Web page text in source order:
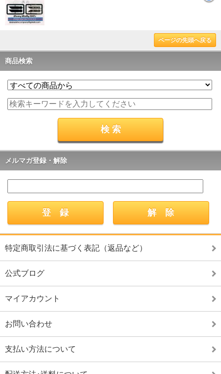
ページの先頭へ戻る
商品検索
メルマガ登録・解除
特定商取引法に基づく表記（返品など）
公式ブログ
マイアカウント
お問い合わせ
支払い方法について